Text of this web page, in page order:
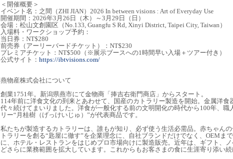
＜開催概要＞
イベント名：之間（ZHI JIAN）2026 In between visions : Art of Everyday Use
開催期間：2026年3月26日（木）～3月29日（日）
会場：松山文創園区（No.133, Guangfu S Rd, Xinyi District, Taipei City, Taiwan）
入場料・ワークショップ予約：
当日券：NT$280
前売券（アーリーバードチケット）：NT$230
プレミアチケット：NT$500（※展示ブースへの1時間早い入場＋ツアー付き）
公式サイト： https://ibtvisions.com/
燕物産株式会社について
創業1751年。新潟県燕市にて金物商「捧吉右衛門商店」からスタート。
114年前に洋食文化の到来とあわせて、国産のカトラリー製造を開始。金属洋食
代々続けてまいりました。洋食が一般化する前の文明開化の時代から100年、職
リー“月桂樹（げっけいじゅ）”が代表商品です。
私たちが製造するカトラリーは、誰もが知り、必ず使う生活必需品。赤ちゃん
トラリーを創る“匙屋に徹す”を企業理念に、自社ブランドだけでなく、OEMま
に、ホテル・レストランをはじめプロ市場向けに製造販売。近年は、ギフト、
どさらに業務範囲を拡大しています。これからもお客さまの食に生涯寄り添い続